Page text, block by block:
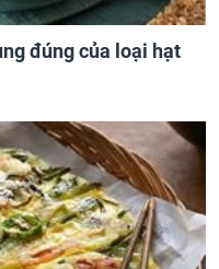
đúng của loại hạt